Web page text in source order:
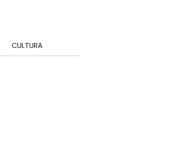
CULTURA